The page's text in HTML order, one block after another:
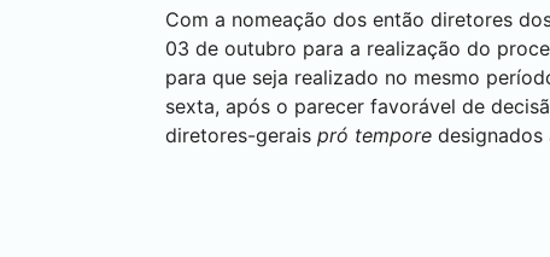
Com a nomeação dos então diretores
03 de outubro para a realização do
para que seja realizado no mesmo
sexta, após o parecer favorável de
diretores-gerais pró tempore designados